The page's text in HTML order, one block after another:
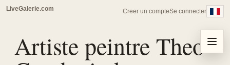
LiveGalerie.com Creer un compteSe connecter
Artiste peintre Theo Menu